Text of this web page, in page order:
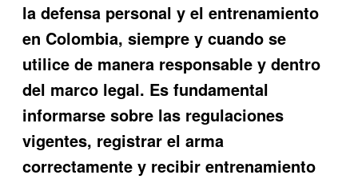
la defensa personal y el entrenamiento
en Colombia, siempre y cuando se
utilice de manera responsable y dentro
del marco legal. Es fundamental
informarse sobre las regulaciones
vigentes, registrar el arma
correctamente y recibir entrenamiento